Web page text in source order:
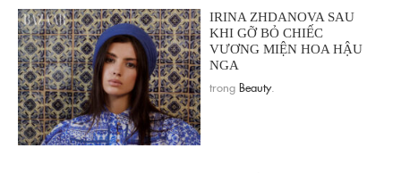
IRINA ZHDANOVA SAU
KHI GỠ BỎ CHIẾC
VƯƠNG MIỆN HOA HẬU
NGA
trong Beauty.